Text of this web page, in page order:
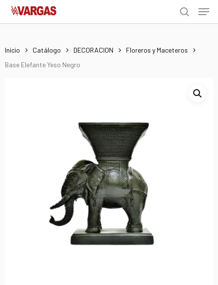
Skip
search
Menu
Inicio Catálogo DECORACION
Floreros y Maceteros
Base Elefante Yeso Negro